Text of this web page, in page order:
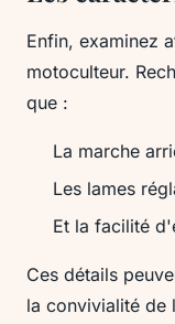
Enfin, examinez
motoculteur.
que :
La marche
Les lames
Et la facilité
Ces détails
la convivialité de